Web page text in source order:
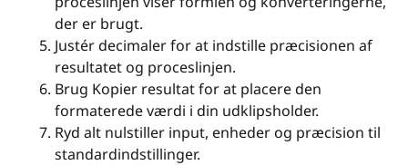
der er brugt.
Justér decimaler for at indstille præcisionen af
resultatet og proceslinjen.
Brug Kopier resultat for at placere den
formaterede værdi i din udklipsholder.
Ryd alt nulstiller input, enheder og præcision til
standardindstillinger.